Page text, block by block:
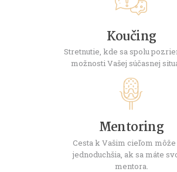
Koučing
Stretnutie, kde sa spolu
možnosti Vašej súčasnej
Mentoring
Cesta k Vašim cieľom
jednoduchšia, ak sa máte
mentora.